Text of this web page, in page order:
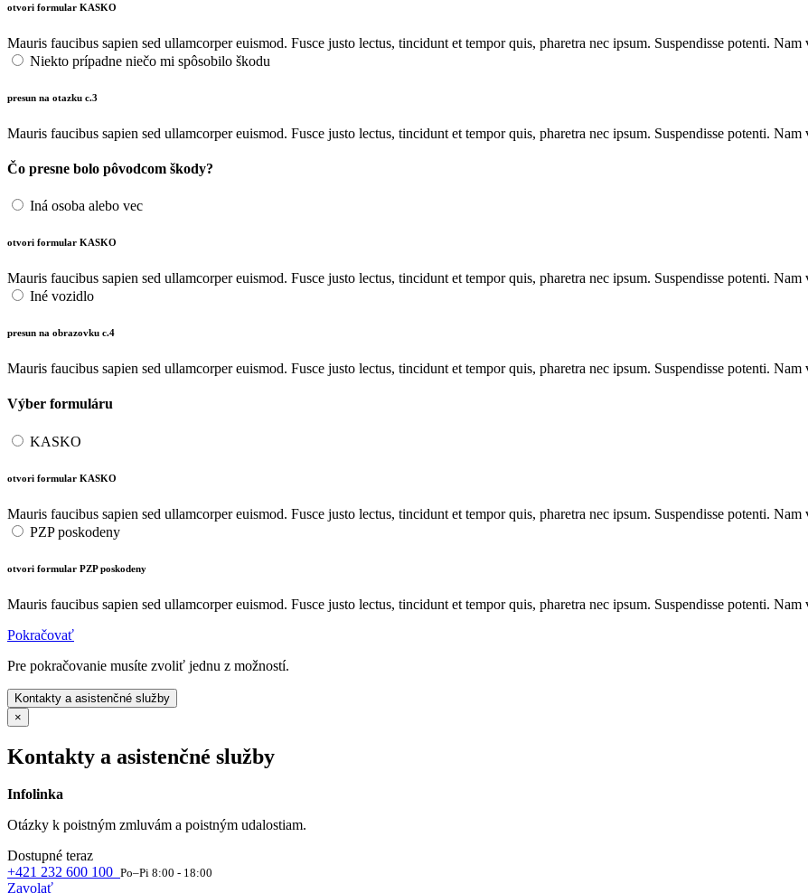
otvori formular KASKO
Mauris faucibus sapien sed ullamcorper euismod. Fusce justo lectus, tincidunt et tempor quis, pharetra nec ipsum. Suspendisse potenti.
Niekto prípadne niečo mi spôsobilo škodu
presun na otazku c.3
Mauris faucibus sapien sed ullamcorper euismod. Fusce justo lectus, tincidunt et tempor quis, pharetra nec ipsum. Suspendisse potenti.
Čo presne bolo pôvodcom škody?
Iná osoba alebo vec
otvori formular KASKO
Mauris faucibus sapien sed ullamcorper euismod. Fusce justo lectus, tincidunt et tempor quis, pharetra nec ipsum. Suspendisse potenti.
Iné vozidlo
presun na obrazovku c.4
Mauris faucibus sapien sed ullamcorper euismod. Fusce justo lectus, tincidunt et tempor quis, pharetra nec ipsum. Suspendisse potenti.
Výber formuláru
KASKO
otvori formular KASKO
Mauris faucibus sapien sed ullamcorper euismod. Fusce justo lectus, tincidunt et tempor quis, pharetra nec ipsum. Suspendisse potenti.
PZP poskodeny
otvori formular PZP poskodeny
Mauris faucibus sapien sed ullamcorper euismod. Fusce justo lectus, tincidunt et tempor quis, pharetra nec ipsum. Suspendisse potenti.
Pokračovať
Pre pokračovanie musíte zvoliť jednu z možností.
Kontakty a asistenčné služby
×
Kontakty a asistenčné služby
Infolinka
Otázky k poistným zmluvám a poistným udalostiam.
Dostupné teraz
+421 232 600 100 Po–Pi 8:00 - 18:00
Zavolať